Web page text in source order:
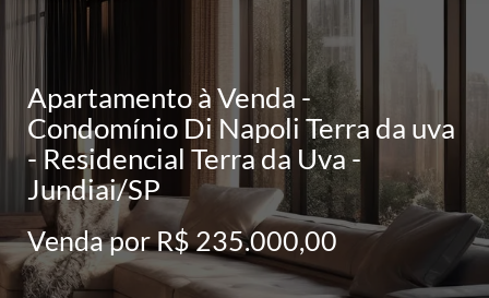
Apartamento à Venda -
Condomínio Di Napoli Terra da uva
- Residencial Terra da Uva -
Jundiai/SP
Venda por R$ 235.000,00